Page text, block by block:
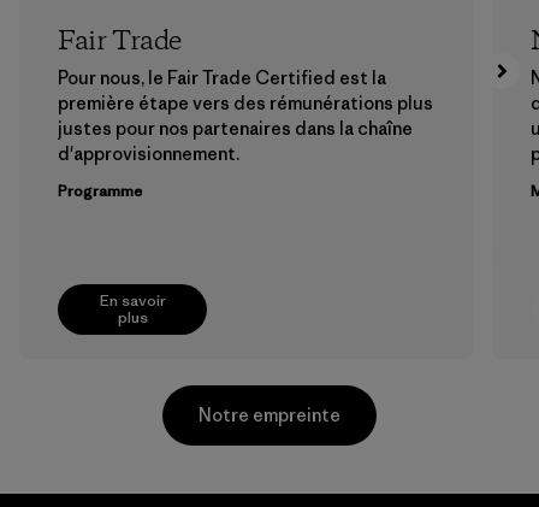
En savoir
plus
Fair Trade
Pour nous, le Fair Trade Certified est la
première étape vers des rémunérations plus
justes pour nos partenaires dans la chaîne
d'approvisionnement.
Programme
Notre empreinte